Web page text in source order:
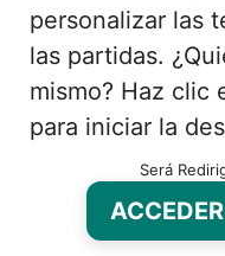
personalizar las
las partidas.
mismo? Haz clic
para iniciar la
Será